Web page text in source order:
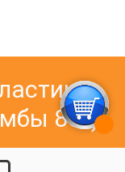
80°)